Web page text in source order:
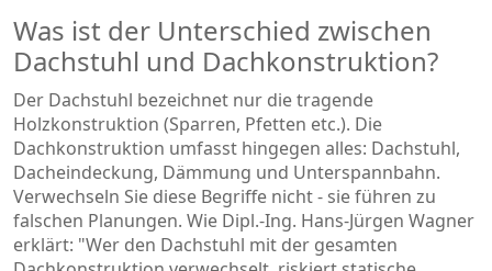
Was ist der Unterschied zwischen
Dachstuhl und Dachkonstruktion?
Der Dachstuhl bezeichnet nur die tragende
Holzkonstruktion (Sparren, Pfetten etc.). Die
Dachkonstruktion umfasst hingegen alles: Dachstuhl,
Dacheindeckung, Dämmung und Unterspannbahn.
Verwechseln Sie diese Begriffe nicht - sie führen zu
falschen Planungen. Wie Dipl.-Ing. Hans-Jürgen Wagner
erklärt: "Wer den Dachstuhl mit der gesamten